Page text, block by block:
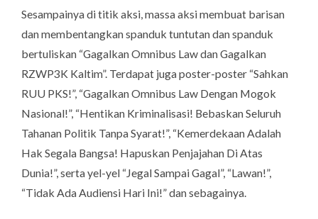
Sesampainya di titik aksi, massa aksi membuat barisan
dan membentangkan spanduk tuntutan dan spanduk
bertuliskan “Gagalkan Omnibus Law dan Gagalkan
RZWP3K Kaltim”. Terdapat juga poster-poster “Sahkan
RUU PKS!”, “Gagalkan Omnibus Law Dengan Mogok
Nasional!”, “Hentikan Kriminalisasi! Bebaskan Seluruh
Tahanan Politik Tanpa Syarat!”, “Kemerdekaan Adalah
Hak Segala Bangsa! Hapuskan Penjajahan Di Atas
Dunia!”, serta yel-yel “Jegal Sampai Gagal”, “Lawan!”,
“Tidak Ada Audiensi Hari Ini!” dan sebagainya.